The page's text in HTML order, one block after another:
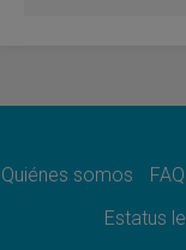
Quiénes somos FAQ
Estatus